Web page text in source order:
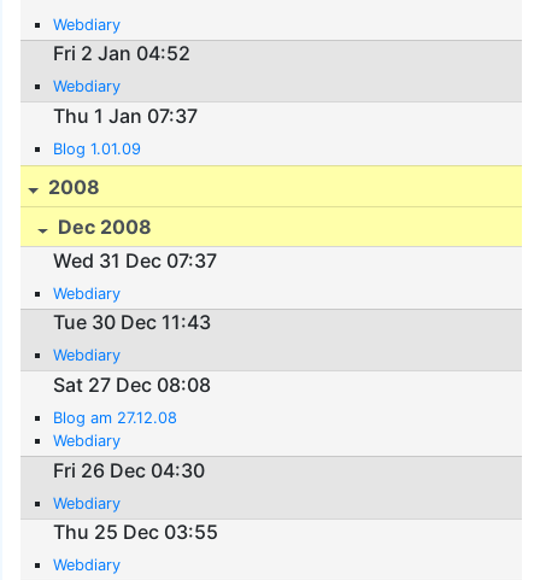
Webdiary
Fri 2 Jan 04:52
Webdiary
Thu 1 Jan 07:37
Blog 1.01.09
2008
Dec 2008
Wed 31 Dec 07:37
Webdiary
Tue 30 Dec 11:43
Webdiary
Sat 27 Dec 08:08
Blog am 27.12.08
Webdiary
Fri 26 Dec 04:30
Webdiary
Thu 25 Dec 03:55
Webdiary